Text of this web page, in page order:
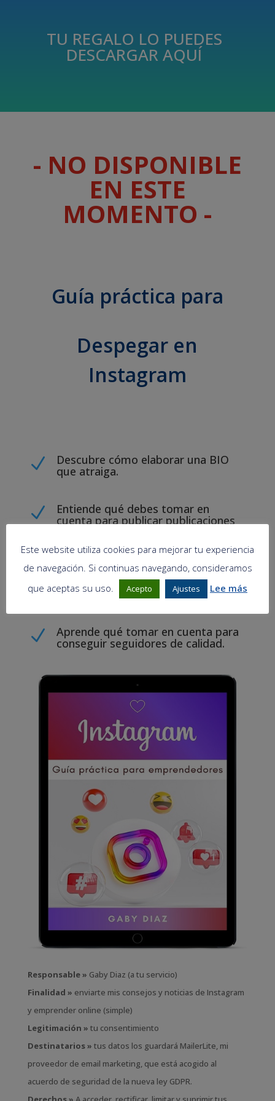
TU REGALO LO PUEDES
DESCARGAR AQUÍ
- NO DISPONIBLE
EN ESTE
MOMENTO -
Guía práctica para
Despegar en
Instagram
N Descubre cómo elaborar una BIO
que atraiga.
N Entiende qué debes tomar en
cuenta para publicar publicaciones
N Aprende a publicar contenido que
enamore a tus clientes y vuelvan por
más.
N Aprende qué tomar en cuenta para
conseguir seguidores de calidad.
Responsable » Gaby Diaz (a tu servicio)
Finalidad » enviarte mis consejos y noticias de Instagram
y emprender online (simple)
Legitimación » tu consentimiento
Destinatarios » tus datos los guardará MailerLite, mi
proveedor de email marketing, que está acogido al
acuerdo de seguridad de la nueva ley GDPR.
Este website utiliza cookies para mejorar tu experiencia
de navegación. Si continuas navegando, consideramos
que aceptas su uso.
Acepto Ajustes Lee más